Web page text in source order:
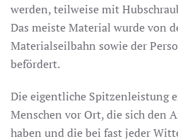
werden, teilweise mit
Das meiste Material wurde von
Materialseilbahn sowie der
befördert.
Die eigentliche Spitzenleistung
Menschen vor Ort, die sich den
haben und die bei fast jeder